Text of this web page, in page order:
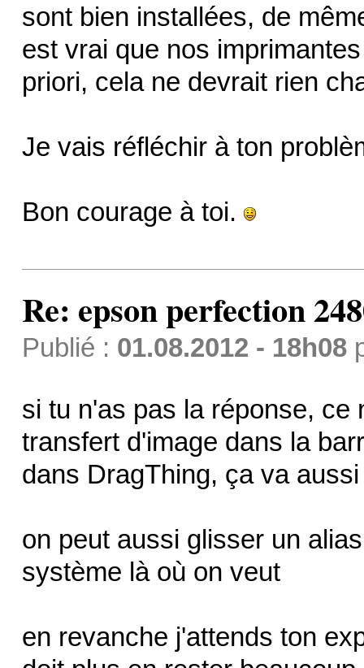
sont bien installées, de
est vrai que nos
priori, cela ne devrait rien
Je vais réfléchir à ton
Bon courage à toi.
Re: epson perfection
Publié : 01.08.2012 - 18h08
si tu n'as pas la réponse, ce
transfert d'image dans la
dans DragThing, ça va aussi
on peut aussi glisser un
système là où on veut
en revanche j'attends ton